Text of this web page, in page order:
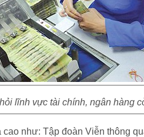
lĩnh vực tài chính, ngân hàng
như: Tập đoàn Viễn thông